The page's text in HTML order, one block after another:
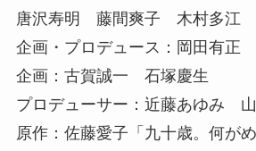
唐沢寿明 藤間爽子 木村多江
企画・プロデュース：岡田有正
企画：古賀誠一 石塚慶生
プロデューサー：近藤あゆみ
原作：佐藤愛子「九十歳。何が